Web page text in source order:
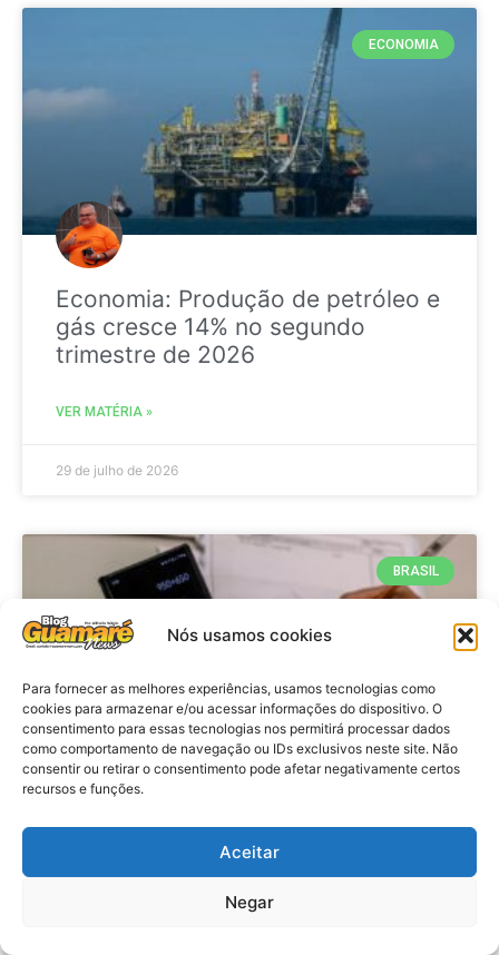
Nós usamos cookies
Para fornecer as melhores experiências, usamos tecnologias como
cookies para armazenar e/ou acessar informações do dispositivo. O
consentimento para essas tecnologias nos permitirá processar dados
como comportamento de navegação ou IDs exclusivos neste site. Não
consentir ou retirar o consentimento pode afetar negativamente certos
recursos e funções.
Aceitar
Negar
ECONOMIA
Economia: Produção de petróleo e
gás cresce 14% no segundo
trimestre de 2026
VER MATÉRIA »
29 de julho de 2026
BRASIL
Economia: Prazo de adesão ao
Programa Desenrola 2.0 é
prorrogado